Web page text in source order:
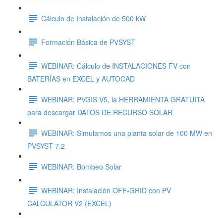
Cálculo de Instalación de 500 kW
Formación Básica de PVSYST
WEBINAR: Cálculo de INSTALACIONES FV con
BATERÍAS en EXCEL y AUTOCAD
WEBINAR: PVGIS V5, la HERRAMIENTA GRATUITA
para descargar DATOS DE RECURSO SOLAR
WEBINAR: Simulamos una planta solar de 100 MW en
PVSYST 7.2
WEBINAR: Bombeo Solar
WEBINAR: Instalación OFF-GRID con PV
CALCULATOR V2 (EXCEL)